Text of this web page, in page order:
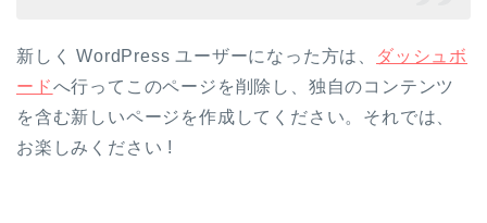
新しく WordPress ユーザーになった方は、
ダッシュボ
ードへ行ってこのページを削除し、独自のコンテンツ
を含む新しいページを作成してください。それでは、
お楽しみください !